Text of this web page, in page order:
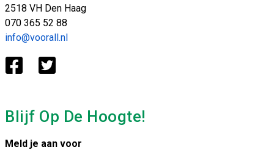
2518 VH Den Haag
070 365 52 88
info@voorall.nl
Blijf Op De Hoogte!
Meld je aan voor